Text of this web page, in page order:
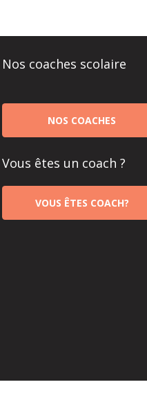
Nos coaches scolaire
NOS COACHES
Vous êtes un coach ?
VOUS ÊTES COACH?